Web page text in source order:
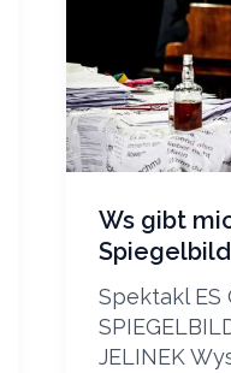
Ws gibt
Spektakl ES
JELINEK